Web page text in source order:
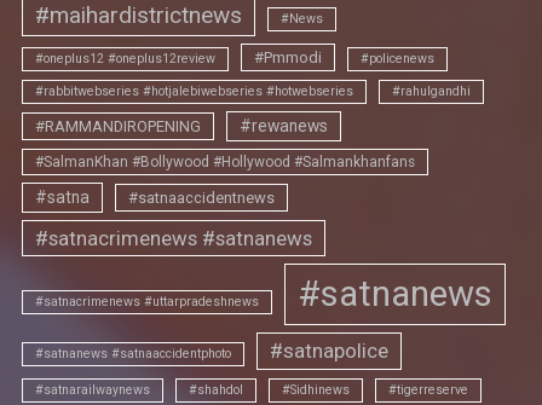
#maihardistrictnews #News
#oneplus12 #oneplus12review #Pmmodi #policenews
#rabbitwebseries #hotjalebiwebseries #hotwebseries #rahulgandhi
#RAMMANDIROPENING #rewanews
#SalmanKhan #Bollywood #Hollywood #Salmankhanfans
#satna #satnaaccidentnews
#satnacrimenews #satnanews
#satnacrimenews #uttarpradeshnews #satnanews
#satnanews #satnaaccidentphoto #satnapolice
#satnarailwaynews #shahdol #Sidhinews #tigerreserve